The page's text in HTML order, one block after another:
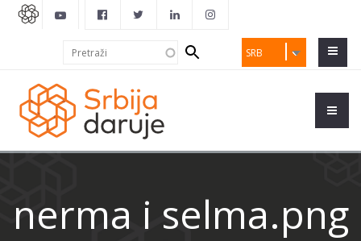
SRB
Search
form
nerma i selma.png